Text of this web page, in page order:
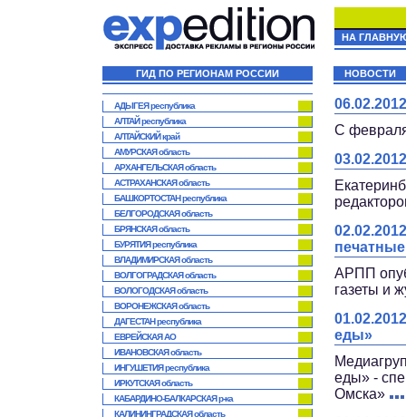
НА
ГИД ПО РЕГИОНАМ РОССИИ
АДЫГЕЯ республика
АЛТАЙ республика
АЛТАЙСКИЙ край
АМУРСКАЯ область
АРХАНГЕЛЬСКАЯ область
АСТРАХАНСКАЯ область
БАШКОРТОСТАН республика
БЕЛГОРОДСКАЯ область
БРЯНСКАЯ область
БУРЯТИЯ республика
ВЛАДИМИРСКАЯ область
ВОЛГОГРАДСКАЯ область
ВОЛОГОДСКАЯ область
ВОРОНЕЖСКАЯ область
ДАГЕСТАН республика
ЕВРЕЙСКАЯ АО
ИВАНОВСКАЯ область
ИНГУШЕТИЯ республика
ИРКУТСКАЯ область
КАБАРДИНО-БАЛКАРСКАЯ р-ка
КАЛИНИНГРАДСКАЯ область
НОВОСТИ
С
АРПП
газеты и
еды»
еды» -
Омска»